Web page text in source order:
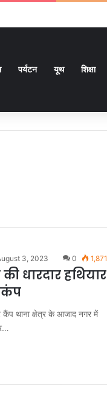
पर्यटन यूथ शिक्षा
3, 2023 0 1,871
धारदार हथियार
थाना क्षेत्र के आजाद नगर में